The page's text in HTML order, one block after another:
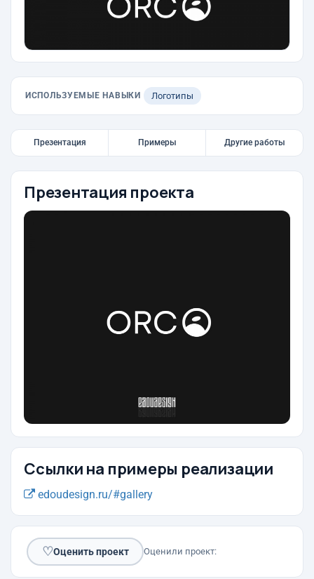
ИСПОЛЬЗУЕМЫЕ НАВЫКИ Логотипы
Презентация Примеры Другие работы
Презентация проекта
Ссылки на примеры реализации
edoudesign.ru/#gallery
♡Оценить проект Оценили проект: